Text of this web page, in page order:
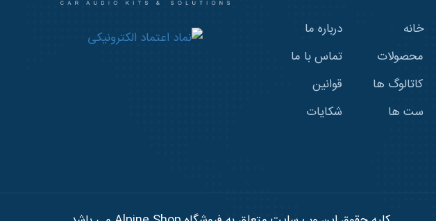
خانه
محصولات
کاتالوگ ها
ست ها
درباره ما
تماس با ما
قوانین
شکایات